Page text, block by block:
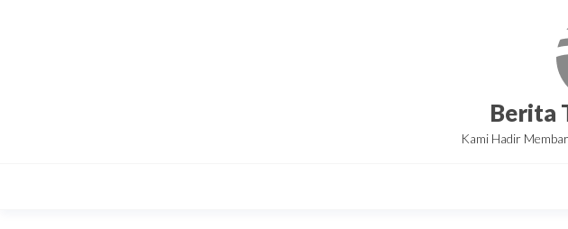
Berita
Kami Hadir